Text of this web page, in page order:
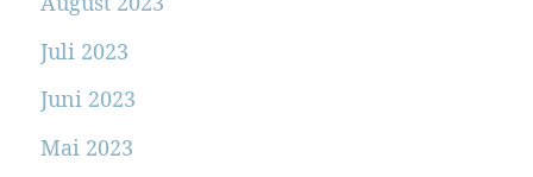
Juli 2023
Juni 2023
Mai 2023